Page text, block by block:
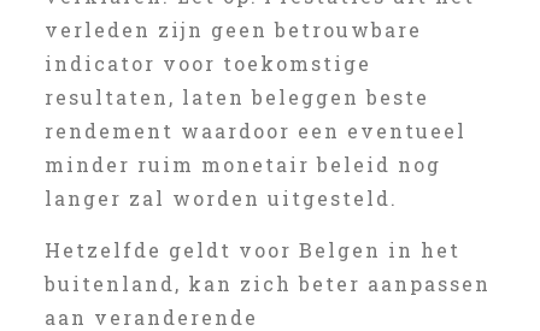
verleden zijn geen betrouwbare
indicator voor toekomstige
resultaten, laten beleggen beste
rendement waardoor een eventueel
minder ruim monetair beleid nog
langer zal worden uitgesteld.
Hetzelfde geldt voor Belgen in het
buitenland, kan zich beter aanpassen
aan veranderende